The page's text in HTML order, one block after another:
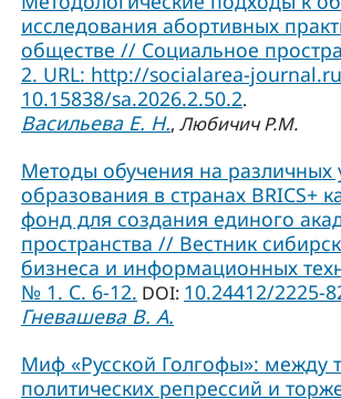
исследования абортивных
обществе // Социальное
2. URL: http://socialarea-
10.15838/sa.2026.2.50.2.
Васильева Е. Н., Любичич Р.М.
Методы обучения на различных
образования в странах BRICS+
фонд для создания единого
пространства // Вестник
бизнеса и информационных
№ 1. С. 6-12. DOI: 10.24412/2225-
Гневашева В. А.
Миф «Русской Голгофы»: между
политических репрессий и